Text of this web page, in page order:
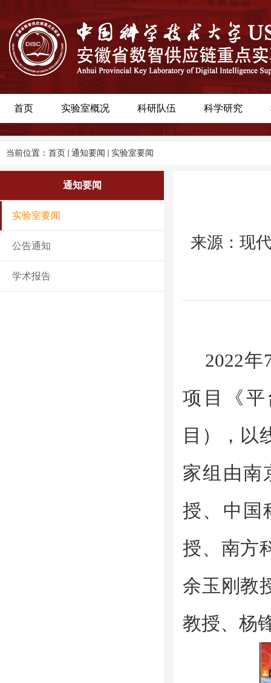
首页 实验室概况 科研队伍 科学研究
当前位置： 首页 通知要闻 实验室要闻
通知要闻
实验室要闻
公告通知
学术报告
来源：现
2022年
项目《
目），以
家组由南
授、中国
授、南方
余玉刚教
教授、杨